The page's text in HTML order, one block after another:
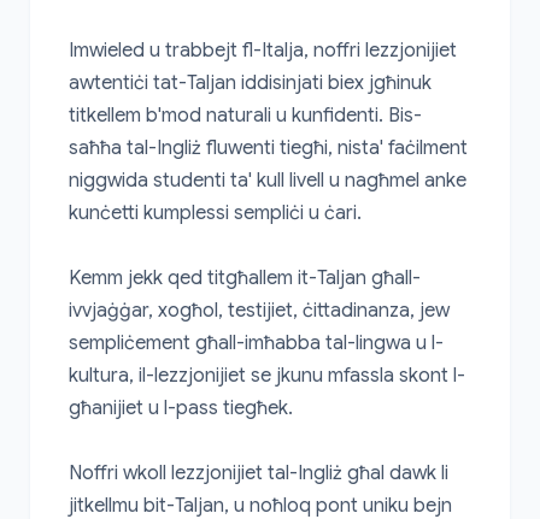
Imwieled u trabbejt fl-Italja, noffri lezzjonijiet
awtentiċi tat-Taljan iddisinjati biex jgħinuk
titkellem b'mod naturali u kunfidenti. Bis-
saħħa tal-Ingliż fluwenti tiegħi, nista' faċilment
niggwida studenti ta' kull livell u nagħmel anke
kunċetti kumplessi sempliċi u ċari.
Kemm jekk qed titgħallem it-Taljan għall-
ivvjaġġar, xogħol, testijiet, ċittadinanza, jew
sempliċement għall-imħabba tal-lingwa u l-
kultura, il-lezzjonijiet se jkunu mfassla skont l-
għanijiet u l-pass tiegħek.
Noffri wkoll lezzjonijiet tal-Ingliż għal dawk li
jitkellmu bit-Taljan, u noħloq pont uniku bejn